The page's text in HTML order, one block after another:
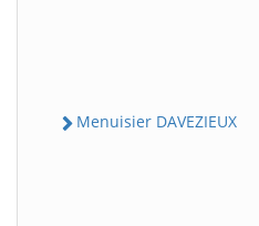
Menuisier DAVEZIEUX